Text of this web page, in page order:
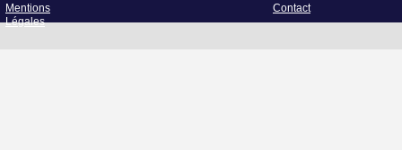
Mentions
Légales
Contact